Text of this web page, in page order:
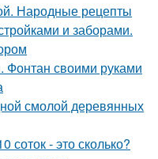
Народные рецепты
и заборами.
Фонтан своими руками
смолой деревянных
соток - это сколько?